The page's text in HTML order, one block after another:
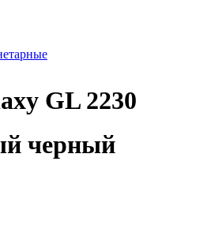
GL 2230
черный